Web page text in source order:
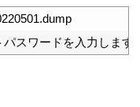
パスワードを入力します